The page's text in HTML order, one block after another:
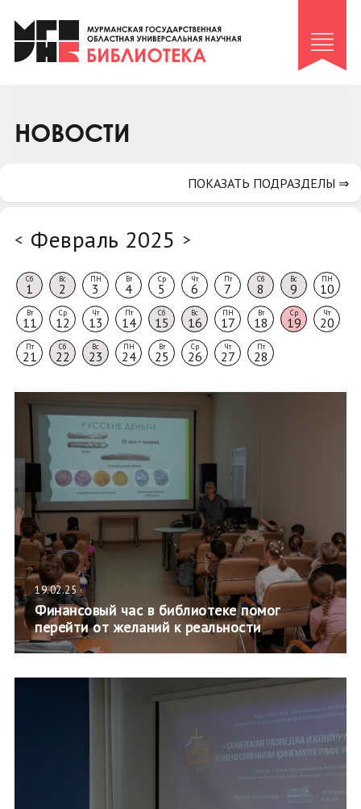
Клуб «Гиря и сельдерей»
Клуб «Семейный архив»
Коллегам
НОВОСТИ
< Февраль 2025 >
Сб
1
Вс
2
ПН
3
Вт
4
Ср
5
Чт
6
Пт
7
Сб
8
Вс
9
ПН
10
Вт
11
Ср
12
Чт
13
Пт
14
Сб
15
Вс
16
ПН
17
Вт
18
Ср
19
Чт
20
Пт
21
Сб
22
Вс
23
ПН
24
Вт
25
Ср
26
Чт
27
Пт
28
19.02.25
Финансовый час в библиотеке помог
перейти от желаний к реальности
ПОКАЗАТЬ ПОДРАЗДЕЛЫ ⇒